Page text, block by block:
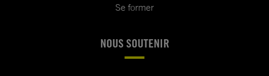
Se former
NOUS SOUTENIR